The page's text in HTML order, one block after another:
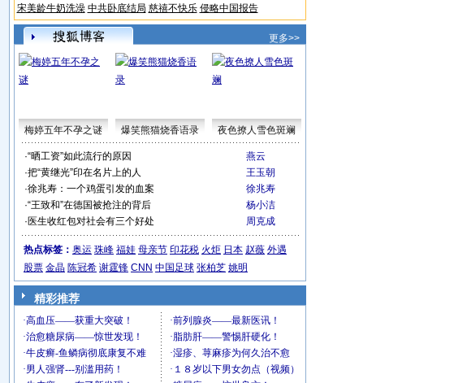
宋美龄牛奶洗澡 中共卧底结局 慈禧不快乐 侵略中国报告
更多>>
梅婷五年不孕之谜 爆笑熊猫烧香语录 夜色撩人雪色斑斓
·“晒工资”如此流行的原因
燕云
·把“黄继光”印在名片上的人
王玉朝
·徐兆寿：一个鸡蛋引发的血案
徐兆寿
·“王致和”在德国被抢注的背后
杨小洁
· 医生收红包对社会有三个好处 周克成
热点标签： 奥运 珠峰 福娃 母亲节 印花税 火炬 日本 赵薇 外遇
股票 金晶 陈冠希 谢霆锋 CNN 中国足球 张柏芝 姚明
精彩推荐